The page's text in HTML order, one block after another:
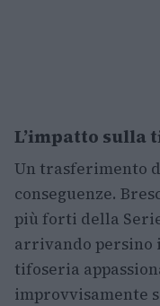
L’impatto sulla
Un trasferimento
conseguenze.
più forti della
arrivando persino
tifoseria
improvvisamente